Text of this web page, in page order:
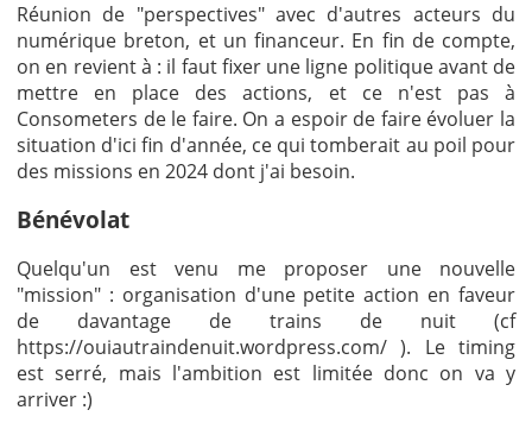
Réunion de "perspectives" avec d'autres acteurs du
numérique breton, et un financeur. En fin de compte,
on en revient à : il faut fixer une ligne politique avant de
mettre en place des actions, et ce n'est pas à
Consometers de le faire. On a espoir de faire évoluer la
situation d'ici fin d'année, ce qui tomberait au poil pour
des missions en 2024 dont j'ai besoin.
Bénévolat
Quelqu'un est venu me proposer une nouvelle
"mission" : organisation d'une petite action en faveur
de davantage de trains de nuit (cf
https://ouiautraindenuit.wordpress.com/ ). Le timing
est serré, mais l'ambition est limitée donc on va y
arriver :)